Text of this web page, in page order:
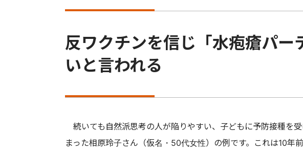
反ワクチンを信じ「水疱瘡パー
いと言われる
続いても自然派思考の人が陥りやすい、子どもに予防接種を
まった相原玲子さん（仮名・50代女性）の例です。これは10年